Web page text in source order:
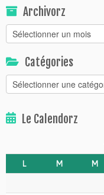
Archivorz
Archivorz
Catégories
Catégories
Le Calendorz
L M M